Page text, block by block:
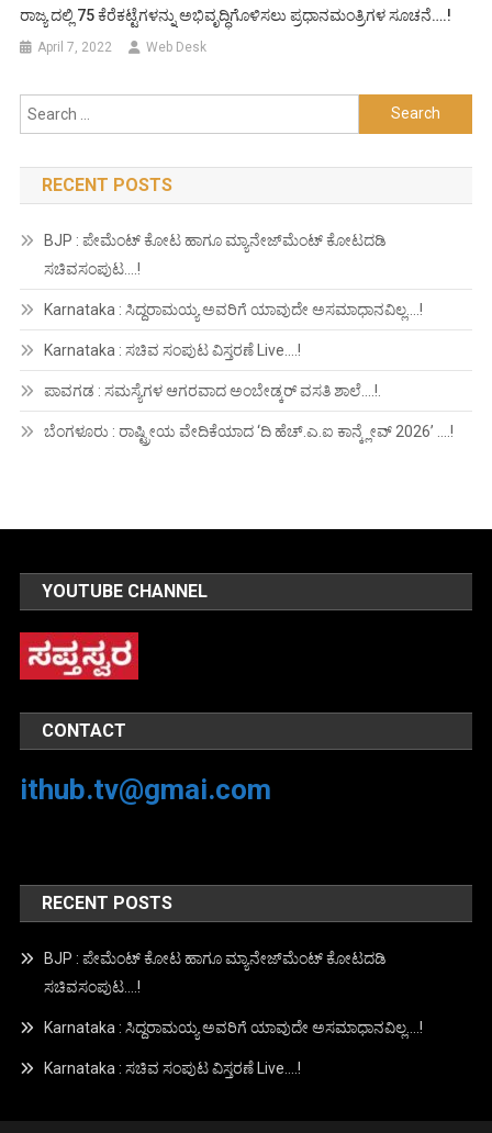
ರಾಜ್ಯ ದಲ್ಲಿ 75 ಕೆರೆಕಟ್ಟೆಗಳನ್ನು ಅಭಿವೃದ್ಧಿಗೊಳಿಸಲು ಪ್ರಧಾನಮಂತ್ರಿಗಳ ಸೂಚನೆ….!
April 7, 2022 Web Desk
Search
for:
RECENT POSTS
BJP : ಪೇಮೆಂಟ್ ಕೋಟ ಹಾಗೂ ಮ್ಯಾನೇಜ್‍ಮೆಂಟ್ ಕೋಟದಡಿ
ಸಚಿವಸಂಪುಟ….!
Karnataka : ಸಿದ್ದರಾಮಯ್ಯ ಅವರಿಗೆ ಯಾವುದೇ ಅಸಮಾಧಾನವಿಲ್ಲ….!
Karnataka : ಸಚಿವ ಸಂಪುಟ ವಿಸ್ತರಣೆ Live….!
ಪಾವಗಡ : ಸಮಸ್ಯೆಗಳ ಆಗರವಾದ ಅಂಬೇಡ್ಕರ್ ವಸತಿ ಶಾಲೆ….!.
ಬೆಂಗಳೂರು : ರಾಷ್ಟ್ರೀಯ ವೇದಿಕೆಯಾದ ‘ದಿ ಹೆಚ್.ಎ.ಐ ಕಾನ್ಕ್ಲೇವ್ 2026’ ….!
YOUTUBE CHANNEL
CONTACT
ithub.tv@gmai.com
RECENT POSTS
BJP : ಪೇಮೆಂಟ್ ಕೋಟ ಹಾಗೂ ಮ್ಯಾನೇಜ್‍ಮೆಂಟ್ ಕೋಟದಡಿ
ಸಚಿವಸಂಪುಟ….!
Karnataka : ಸಿದ್ದರಾಮಯ್ಯ ಅವರಿಗೆ ಯಾವುದೇ ಅಸಮಾಧಾನವಿಲ್ಲ….!
Karnataka : ಸಚಿವ ಸಂಪುಟ ವಿಸ್ತರಣೆ Live….!